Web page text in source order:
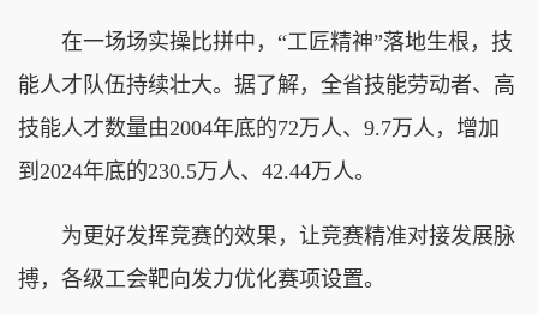
在一场场实操比拼中，“工匠精神”落地生根，技
能人才队伍持续壮大。据了解，全省技能劳动者、高
技能人才数量由2004年底的72万人、9.7万人，增加
到2024年底的230.5万人、42.44万人。
为更好发挥竞赛的效果，让竞赛精准对接发展脉
搏，各级工会靶向发力优化赛项设置。